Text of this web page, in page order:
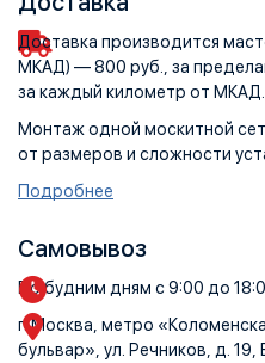
Доставка производится
МКАД) — 800 руб., за
за каждый километр от МКАД.
Монтаж одной москитной
от размеров и сложности
Подробнее
Самовывоз
По будним дням с 9:00 до
г. Москва, метро
бульвар», ул. Речников, д.